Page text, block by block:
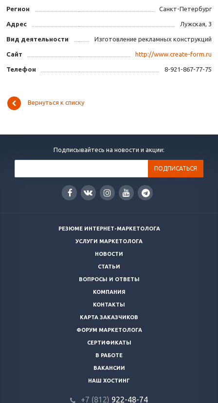
Регион Санкт-Петербург
Адрес Лужская, 3
Вид деятельности Изготовление рекламных конструкций
Сайт http://www.create-form.ru
Телефон 8-921-867-77-75
Вернуться к списку
Подписывайтесь на новости и акции:
РЕЗЮМЕ ИНТЕРНЕТ-МАРКЕТОЛОГА
УСЛУГИ МАРКЕТОЛОГА
НОВОСТИ
СТАТЬИ
ВОПРОСЫ И ОТВЕТЫ
КОМПАНИЯ
КОНТАКТЫ
КАРТА ЗАКАЗЧИКОВ
ФОРУМ МАРКЕТОЛОГА
СЕРТИФИКАТЫ
В РАБОТЕ
ВАКАНСИИ
НАШ ХОСТИНГ
+7 (812) 922-48-74